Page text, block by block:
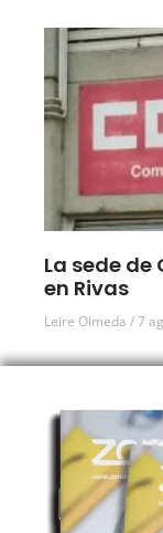
La sede
en Rivas
Leire Olmeda 7